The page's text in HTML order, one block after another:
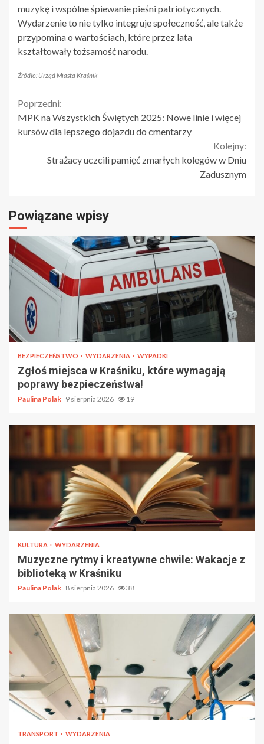
muzykę i wspólne śpiewanie pieśni patriotycznych.
Wydarzenie to nie tylko integruje społeczność, ale także
przypomina o wartościach, które przez lata
kształtowały tożsamość narodu.
Źródło: Urząd Miasta Kraśnik
Continue
Reading
Poprzedni:
MPK na Wszystkich Świętych 2025: Nowe linie i więcej
kursów dla lepszego dojazdu do cmentarzy
Kolejny:
Strażacy uczcili pamięć zmarłych kolegów w Dniu
Zadusznym
Powiązane wpisy
BEZPIECZEŃSTWO WYDARZENIA WYPADKI
Zgłoś miejsca w Kraśniku, które wymagają
poprawy bezpieczeństwa!
Paulina Polak 9 sierpnia 2026 19
KULTURA WYDARZENIA
Muzyczne rytmy i kreatywne chwile: Wakacje z
biblioteką w Kraśniku
Paulina Polak 8 sierpnia 2026 38
TRANSPORT WYDARZENIA